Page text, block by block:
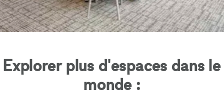
Explorer plus d'espaces dans le
monde :